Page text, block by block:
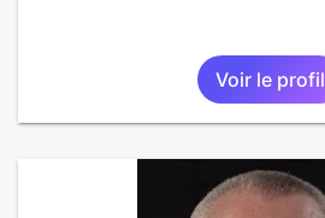
Voir le profil